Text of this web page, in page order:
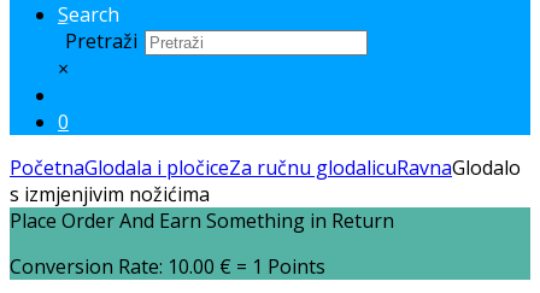
Search
Pretraži
×
0
PočetnaGlodala i pločiceZa ručnu glodalicuRavnaGlodalo
s izmjenjivim nožićima
Place Order And Earn Something in Return
Conversion Rate: 10.00 € = 1 Points